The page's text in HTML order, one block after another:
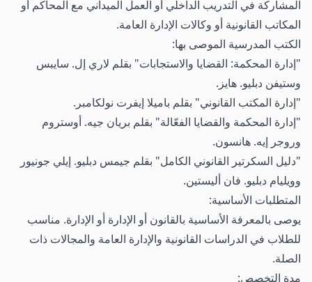
المشاركة في التدريب الداخلي أو العمل الميداني مع المحاكم أو
المكاتب القانونية أو وكالات الإدارة العامة.
الكتب المدرسية الموصى بها:
"إدارة المحكمة: القضايا والاستجابات" بقلم لاري إل. سايبس
وستيفن دبليو. هايز.
"إدارة المكتب القانوني" بقلم باميلا إيفرت نولكامبر.
"إدارة المحكمة والقضايا الفعّالة" بقلم بريان جيه. أوستروم
وروجر إيه. هانسون.
"دليل السكرتير القانوني الكامل" بقلم جيمس دبليو. إيلي جونيور
وويليام دبليو. فان أليستين.
المتطلبات الأساسية:
يوصى بالمعرفة الأساسية بالقانون أو الإدارة أو الإدارة. مناسب
للطلاب في الدراسات القانونية والإدارة العامة والمجالات ذات
الصلة.
مدة التخصص: